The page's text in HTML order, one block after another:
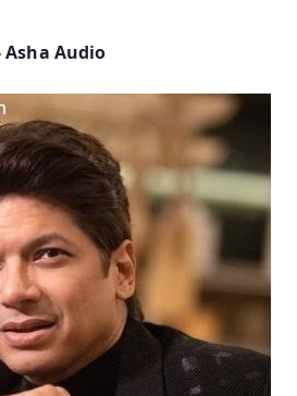
Asha Audio